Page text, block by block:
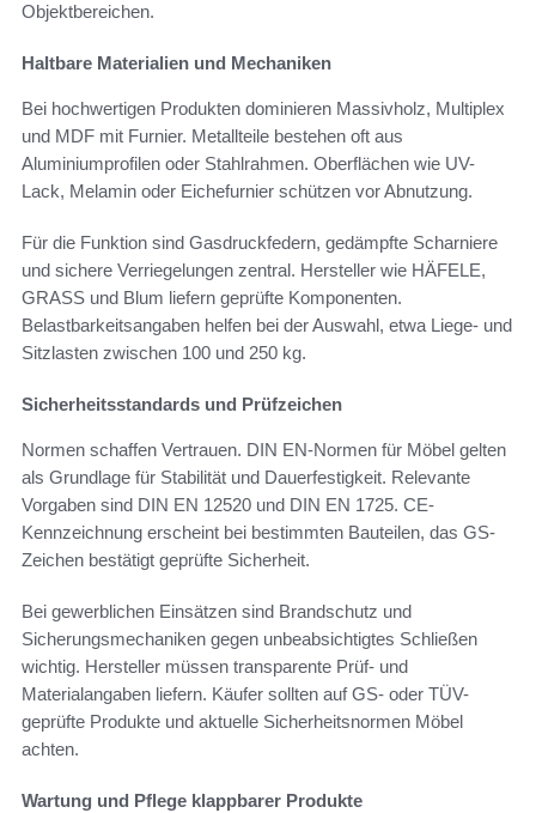
Objektbereichen.
Haltbare Materialien und Mechaniken
Bei hochwertigen Produkten dominieren Massivholz, Multiplex
und MDF mit Furnier. Metallteile bestehen oft aus
Aluminiumprofilen oder Stahlrahmen. Oberflächen wie UV-
Lack, Melamin oder Eichefurnier schützen vor Abnutzung.
Für die Funktion sind Gasdruckfedern, gedämpfte Scharniere
und sichere Verriegelungen zentral. Hersteller wie HÄFELE,
GRASS und Blum liefern geprüfte Komponenten.
Belastbarkeitsangaben helfen bei der Auswahl, etwa Liege- und
Sitzlasten zwischen 100 und 250 kg.
Sicherheitsstandards und Prüfzeichen
Normen schaffen Vertrauen. DIN EN-Normen für Möbel gelten
als Grundlage für Stabilität und Dauerfestigkeit. Relevante
Vorgaben sind DIN EN 12520 und DIN EN 1725. CE-
Kennzeichnung erscheint bei bestimmten Bauteilen, das GS-
Zeichen bestätigt geprüfte Sicherheit.
Bei gewerblichen Einsätzen sind Brandschutz und
Sicherungsmechaniken gegen unbeabsichtigtes Schließen
wichtig. Hersteller müssen transparente Prüf- und
Materialangaben liefern. Käufer sollten auf GS- oder TÜV-
geprüfte Produkte und aktuelle Sicherheitsnormen Möbel
achten.
Wartung und Pflege klappbarer Produkte